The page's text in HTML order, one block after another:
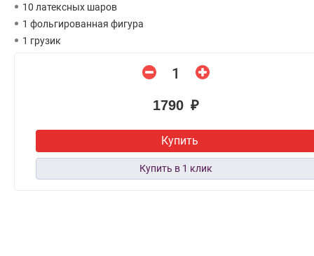
10 латексных шаров
1 фольгированная фигура
1 грузик
1790 ₽
Купить